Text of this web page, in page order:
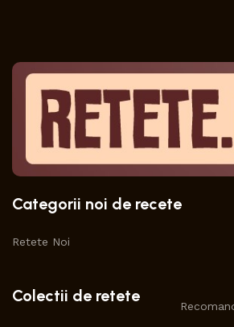
Categorii noi de recete
Retete Noi
Colectii de retete